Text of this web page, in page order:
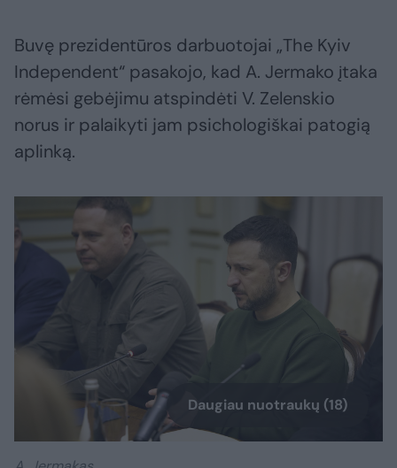
Buvę prezidentūros darbuotojai „The Kyiv
Independent“ pasakojo, kad A. Jermako įtaka
rėmėsi gebėjimu atspindėti V. Zelenskio
norus ir palaikyti jam psichologiškai patogią
aplinką.
Daugiau nuotraukų (18)